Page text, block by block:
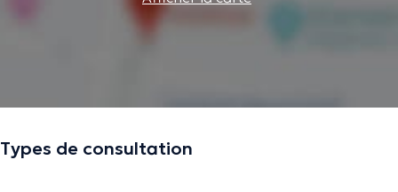
Types de consultation